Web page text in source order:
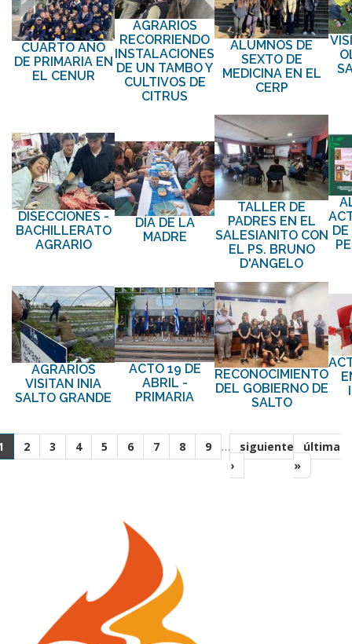
CUARTO AÑO
DE PRIMARIA EN
EL CENUR
AGRARIOS
RECORRIENDO
INSTALACIONES
DE UN TAMBO Y
CULTIVOS DE
CITRUS
ALUMNOS DE
SEXTO DE
MEDICINA EN EL
CERP
DISECCIONES -
BACHILLERATO
AGRARIO
DÍA DE LA
MADRE
TALLER DE
PADRES EN EL
SALESIANITO CON
EL PS. BRUNO
D'ANGELO
AGRARIOS
VISITAN INIA
SALTO GRANDE
ACTO 19 DE
ABRIL -
PRIMARIA
RECONOCIMIENTO
DEL GOBIERNO DE
SALTO
Páginas
2 3 4 5 6 7 8 9 …
siguiente
›
última
»